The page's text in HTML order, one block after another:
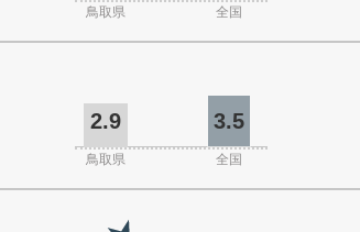
鳥取県 全国
2.9 3.5
鳥取県 全国